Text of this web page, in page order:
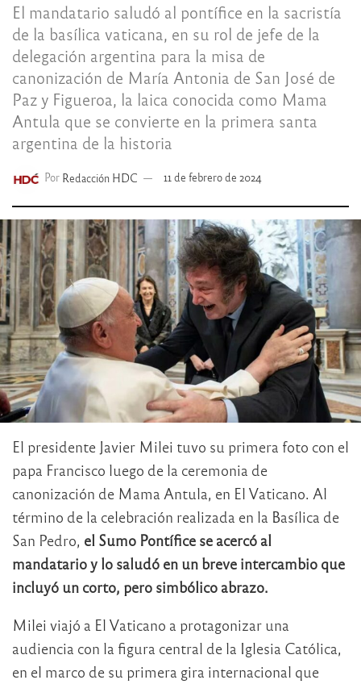
El mandatario saludó al pontífice en la sacristía
de la basílica vaticana, en su rol de jefe de la
delegación argentina para la misa de
canonización de María Antonia de San José de
Paz y Figueroa, la laica conocida como Mama
Antula que se convierte en la primera santa
argentina de la historia
Por Redacción HDC 11 de febrero de 2024
El presidente Javier Milei tuvo su primera foto con el
papa Francisco luego de la ceremonia de
canonización de Mama Antula, en El Vaticano. Al
término de la celebración realizada en la Basílica de
San Pedro, el Sumo Pontífice se acercó al
mandatario y lo saludó en un breve intercambio que
incluyó un corto, pero simbólico abrazo.
Milei viajó a El Vaticano a protagonizar una
audiencia con la figura central de la Iglesia Católica,
en el marco de su primera gira internacional que